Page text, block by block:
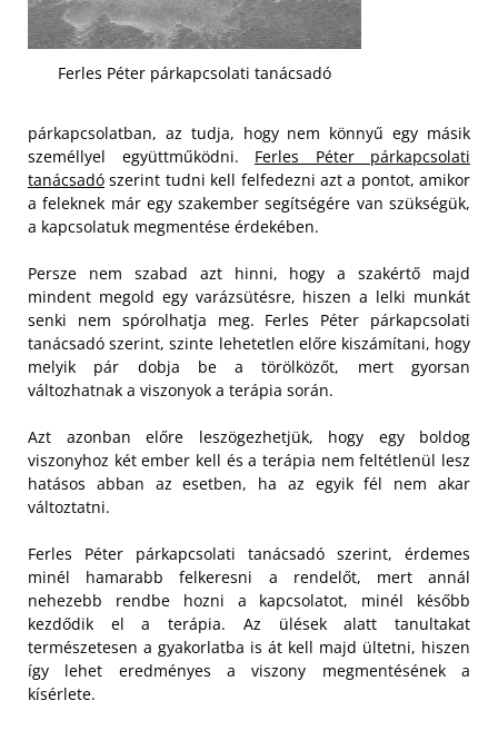
Ferles Péter párkapcsolati tanácsadó
párkapcsolatban, az tudja, hogy nem könnyű egy másik
személlyel együttműködni. Ferles Péter párkapcsolati
tanácsadó szerint tudni kell felfedezni azt a pontot, amikor
a feleknek már egy szakember segítségére van szükségük,
a kapcsolatuk megmentése érdekében.
Persze nem szabad azt hinni, hogy a szakértő majd
mindent megold egy varázsütésre, hiszen a lelki munkát
senki nem spórolhatja meg. Ferles Péter párkapcsolati
tanácsadó szerint, szinte lehetetlen előre kiszámítani, hogy
melyik pár dobja be a törölközőt, mert gyorsan
változhatnak a viszonyok a terápia során.
Azt azonban előre leszögezhetjük, hogy egy boldog
viszonyhoz két ember kell és a terápia nem feltétlenül lesz
hatásos abban az esetben, ha az egyik fél nem akar
változtatni.
Ferles Péter párkapcsolati tanácsadó szerint, érdemes
minél hamarabb felkeresni a rendelőt, mert annál
nehezebb rendbe hozni a kapcsolatot, minél később
kezdődik el a terápia. Az ülések alatt tanultakat
természetesen a gyakorlatba is át kell majd ültetni, hiszen
így lehet eredményes a viszony megmentésének a
kísérlete.